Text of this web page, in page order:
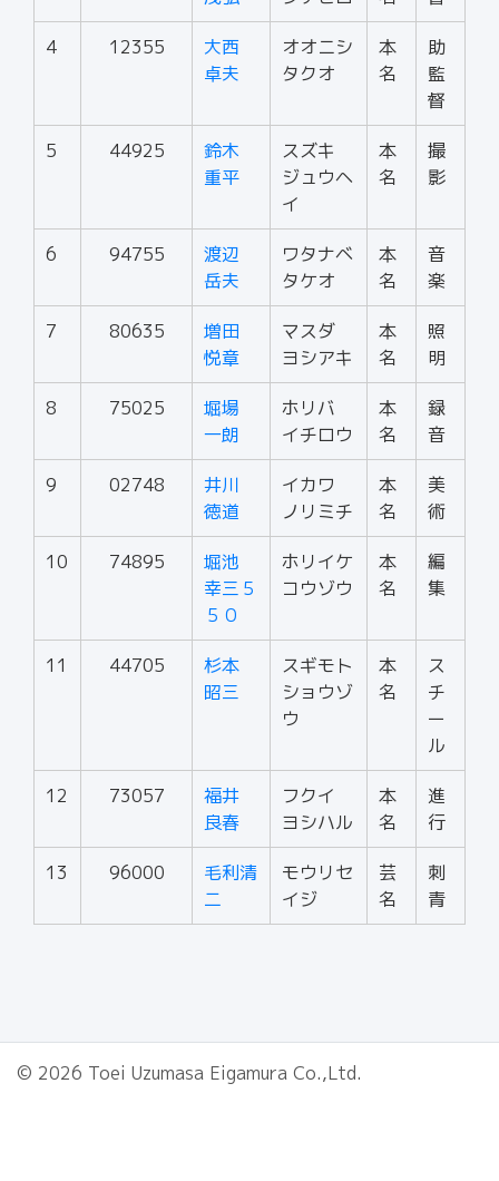
4 12355
大西
卓夫
オオニシ
タクオ
本
名
助
監
督
5 44925
鈴木
重平
スズキ
ジュウヘ
イ
本
名
撮
影
6 94755
渡辺
岳夫
ワタナベ
タケオ
本
名
音
楽
7 80635
増田
悦章
マスダ
ヨシアキ
本
名
照
明
8 75025
堀場
一朗
ホリバ
イチロウ
本
名
録
音
9 02748
井川
徳道
イカワ
ノリミチ
本
名
美
術
10 74895
堀池
幸三５
５０
ホリイケ
コウゾウ
本
名
編
集
11 44705
杉本
昭三
スギモト
ショウゾ
ウ
本
名
ス
チ
ー
ル
12 73057
福井
良春
フクイ
ヨシハル
本
名
進
行
13 96000
毛利清
二
モウリセ
イジ
芸
名
刺
青
© 2026 Toei Uzumasa Eigamura Co.,Ltd.